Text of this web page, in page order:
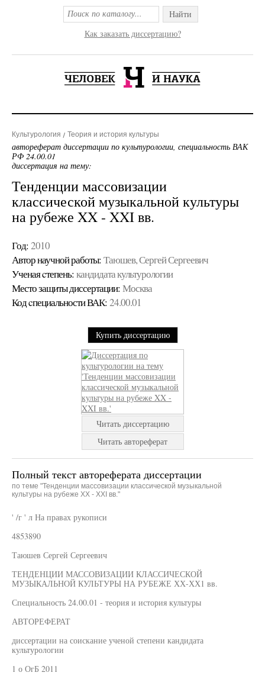
Найти
Как заказать диссертацию?
Культурология Теория и история культуры
автореферат диссертации по культурологии, специальность ВАК
РФ 24.00.01
диссертация на тему:
Тенденции массовизации
классической музыкальной культуры
на рубеже XX - XXI вв.
Год: 2010
Автор научной работы: Таюшев, Сергей Сергеевич
Ученая cтепень: кандидата культурологии
Место защиты диссертации: Москва
Код cпециальности ВАК: 24.00.01
Купить диссертацию
Читать диссертацию
Читать автореферат
Полный текст автореферата диссертации
по теме "Тенденции массовизации классической музыкальной
культуры на рубеже XX - XXI вв."
' /г ' л На правах рукописи
4853890
Таюшев Сергей Сергеевич
ТЕНДЕНЦИИ МАССОВИЗАЦИИ КЛАССИЧЕСКОЙ
МУЗЫКАЛЬНОЙ КУЛЬТУРЫ НА РУБЕЖЕ ХХ-ХХ1 вв.
Специальность 24.00.01 - теория и история культуры
АВТОРЕФЕРАТ
диссертации на соискание ученой степени кандидата
культурологии
1 о ОгБ 2011